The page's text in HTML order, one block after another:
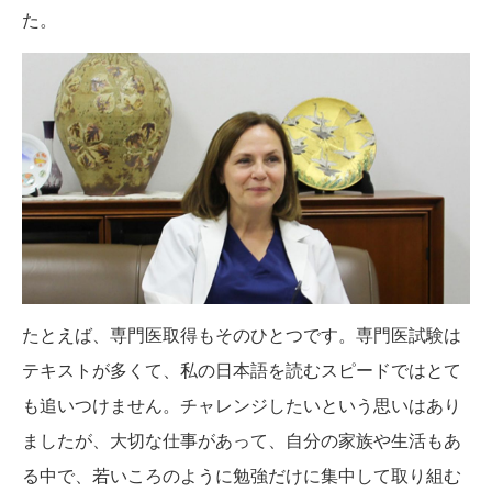
た。
たとえば、専門医取得もそのひとつです。専門医試験は
テキストが多くて、私の日本語を読むスピードではとて
も追いつけません。チャレンジしたいという思いはあり
ましたが、大切な仕事があって、自分の家族や生活もあ
る中で、若いころのように勉強だけに集中して取り組む